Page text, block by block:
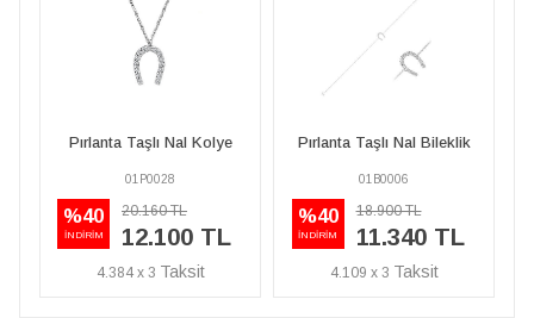
Pırlanta Taşlı Nal Kolye
01P0028
%40
İNDİRİM
20.160 TL
12.100 TL
4.384 x 3
Pırlanta Taşlı Nal Bileklik
01B0006
%40
İNDİRİM
18.900 TL
11.340 TL
4.109 x 3